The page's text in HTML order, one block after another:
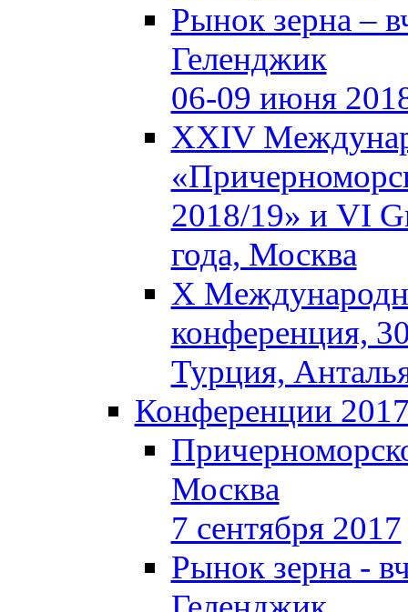
Рынок зерна –
Геленджик
06-09 июня
XXIV
2018/19» и VI
года, Москва
X
конференция,
Турция,
Конференции
Москва
7 сентября 2017
Рынок зерна -